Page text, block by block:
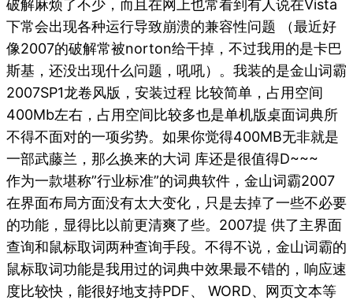
破解麻烦了不少，而且在网上也常看到有人说在Vista
下常会出现各种运行导致崩溃的兼容性问题 （最近好
像2007的破解常被norton给干掉，不过我用的是卡巴
斯基，还没出现什么问题，吼吼）。我装的是金山词霸
2007SP1龙卷风版，安装过程 比较简单，占用空间
400Mb左右，占用空间比较多也是单机版桌面词典所
不得不面对的一项劣势。如果你觉得400MB无非就是
一部武藤兰，那么换来的大词 库还是很值得D~~~
作为一款堪称”行业标准”的词典软件，金山词霸2007
在界面布局方面没有太大变化，只是去掉了一些不必要
的功能，显得比以前更清爽了些。2007提 供了主界面
查询和鼠标取词两种查询手段。不得不说，金山词霸的
鼠标取词功能是我用过的词典中效果最不错的，响应速
度比较快，能很好地支持PDF、 WORD、网页文本等